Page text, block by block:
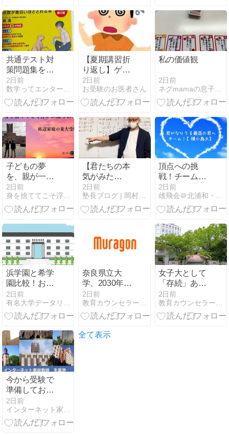
共通テスト対
策問題集を買
ってみた
2日前
数学ってエンターテインメント（吉祥寺）
【夏期講習折
り返し】ゲー
ム依存症にご
注意を
2日前
お受験のお医者さん
私の価値観
2日前
子どもの夢
を、親が一番
最初に信じて
あげてくださ
い。
2日前
身を捨ててこそ浮かぶ瀬もあれ〜底辺家庭の東大受験〜
【君たちの本
気がみた
い！】中１生
たちのプライ
ドとこだわり
2日前
塾長ブログ | 岡村塾 大阪茨木の学習塾
頂点への挑
戦！チーム
【積小為大】
への伝言！٩(
ᐛ )و②
2日前
雄飛会＠北浦和・最強個人塾流：志望校に見合う【格】の育て方
浜学園と希学
園比較！おす
すめはどっ
ち？
2日前
奈良県立大
学、2030年度
に理系学科新
設予定
2日前
女子大として
「存続」あえ
て宣言 少子化
で 経営環境悪
化も
2日前
今から受験で
準備しておき
たいこと
2日前
全て表示